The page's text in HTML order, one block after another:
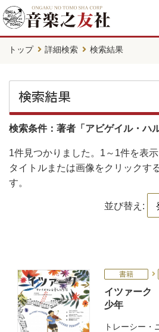
トップ 詳細検索 検索結果
検索結果
検索条件：著者「アビゲイル・ハ
1件見つかりました。 1～1件を表
タイトルまたは画像をクリックす
す。
並び替え:
書籍
イツァーク
少年
トレーシー・